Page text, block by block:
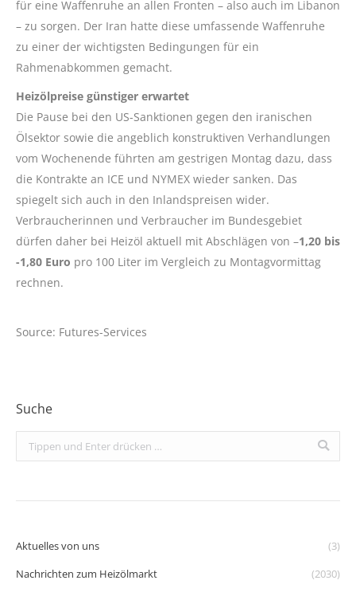
für eine Waffenruhe an allen Fronten – also auch im Libanon
– zu sorgen. Der Iran hatte diese umfassende Waffenruhe
zu einer der wichtigsten Bedingungen für ein
Rahmenabkommen gemacht.
Heizölpreise günstiger erwartet
Die Pause bei den US-Sanktionen gegen den iranischen
Ölsektor sowie die angeblich konstruktiven Verhandlungen
vom Wochenende führten am gestrigen Montag dazu, dass
die Kontrakte an ICE und NYMEX wieder sanken. Das
spiegelt sich auch in den Inlandspreisen wider.
Verbraucherinnen und Verbraucher im Bundesgebiet
dürfen daher bei Heizöl aktuell mit Abschlägen von –1,20 bis
-1,80 Euro pro 100 Liter im Vergleich zu Montagvormittag
rechnen.
Source: Futures-Services
Suche
Search:
Aktuelles von uns
(3)
Nachrichten zum Heizölmarkt
(2030)